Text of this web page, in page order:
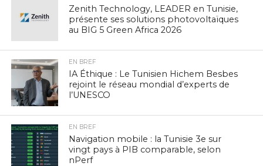
Zenith Technology, LEADER en Tunisie,
présente ses solutions photovoltaïques
au BIG 5 Green Africa 2026
EN BREF
IA Éthique : Le Tunisien Hichem Besbes
rejoint le réseau mondial d’experts de
l’UNESCO
EN BREF
Navigation mobile : la Tunisie 3e sur
vingt pays à PIB comparable, selon
nPerf